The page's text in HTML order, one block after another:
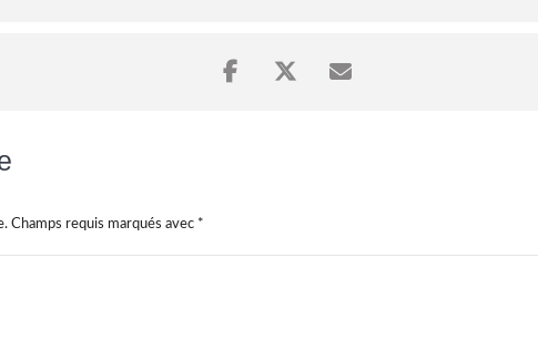
Champs requis marqués avec *